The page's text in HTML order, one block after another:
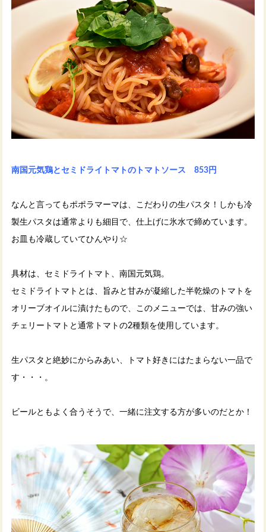
南国元気鶏とセミドライトマトのトマトソース 853円
なんと言ってもポポラマーマは、こだわりの生パスタ！しかも冷
製生パスタは通常よりも細目で、仕上げに氷水で締めています。
お皿も冷蔵していてひんやり☆
具材は、セミドライトマト、南国元気鶏。
セミドライトマトとは、旨みと甘みが凝縮した半乾燥のトマトを
オリーブオイルに漬けたもので、このメニューでは、甘みの強い
チェリートマトと通常トマトの2種類を使用しています。
生パスタと絶妙にからみあい、トマト好きにはたまらない一品で
す・・・。
ビールともよく合うそうで、一緒に注文する方が多いのだとか！